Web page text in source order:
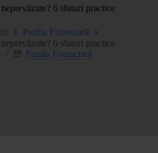
6 sfaturi practice
Pastila Financiară
6 sfaturi practice
Pastila Financiară